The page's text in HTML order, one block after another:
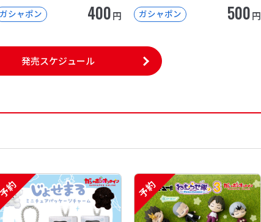
ガシャポン 400円
04ガシャポン 500円
発売スケジュール
予約 予約